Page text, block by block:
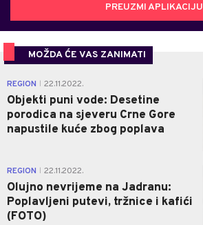
PREUZMI APLIKACIJU
MOŽDA ĆE VAS ZANIMATI
REGION 22.11.2022.
Objekti puni vode: Desetine
porodica na sjeveru Crne Gore
napustile kuće zbog poplava
REGION 22.11.2022.
Olujno nevrijeme na Jadranu:
Poplavljeni putevi, tržnice i kafići
(FOTO)